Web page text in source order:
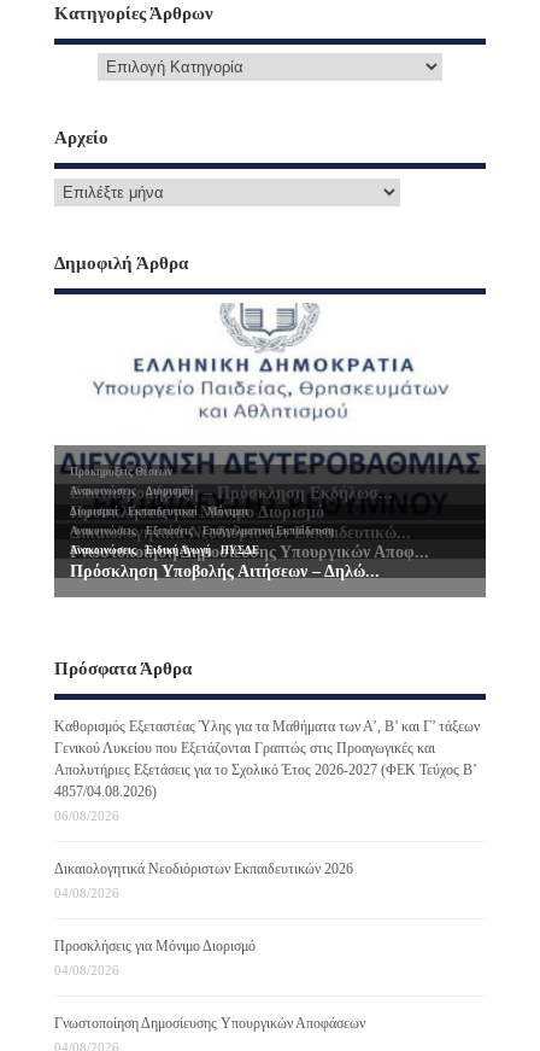
Κατηγορίες Άρθρων
Αρχείο
Δημοφιλή Άρθρα
Πρόσφατα Άρθρα
Καθορισμός Εξεταστέας Ύλης για τα Μαθήματα των Α’, Β’ και Γ’ τάξεων
Γενικού Λυκείου που Εξετάζονται Γραπτώς στις Προαγωγικές και
Απολυτήριες Εξετάσεις για το Σχολικό Έτος 2026-2027 (ΦΕΚ Τεύχος B’
4857/04.08.2026)
06/08/2026
Δικαιολογητικά Νεοδιόριστων Εκπαιδευτικών 2026
04/08/2026
Προσκλήσεις για Μόνιμο Διορισμό
04/08/2026
Γνωστοποίηση Δημοσίευσης Υπουργικών Αποφάσεων
04/08/2026